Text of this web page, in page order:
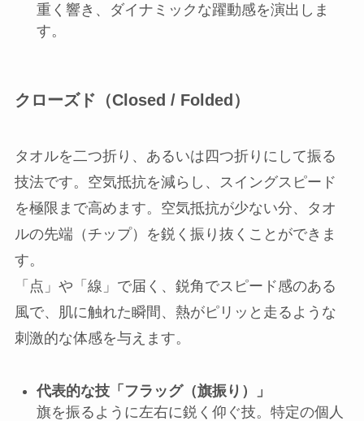
重く響き、ダイナミックな躍動感を演出しま
す。
クローズド（Closed / Folded）
タオルを二つ折り、あるいは四つ折りにして振る
技法です。空気抵抗を減らし、スイングスピード
を極限まで高めます。空気抵抗が少ない分、タオ
ルの先端（チップ）を鋭く振り抜くことができま
す。
「点」や「線」で届く、鋭角でスピード感のある
風で、肌に触れた瞬間、熱がピリッと走るような
刺激的な体感を与えます。
代表的な技「フラッグ（旗振り）」
旗を振るように左右に鋭く仰ぐ技。特定の個人